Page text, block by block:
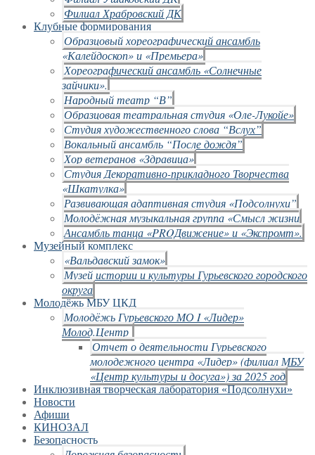
Филиал Храбровский ДК
Клубные формирования
Образцовый хореографический ансамбль
«Калейдоскоп» и «Премьера»
Хореографический ансамбль «Солнечные
зайчики».
Народный театр “В”
Образцовая театральная студия «Оле-Лукойе»
Студия художественного слова “Вслух”
Вокальный ансамбль “После дождя”
Хор ветеранов «Здравица»
Студия Декоративно-прикладного Творчества
«Шкатулка»
Развивающая адаптивная студия «Подсолнухи”
Молодёжная музыкальная группа «Смысл жизни
Ансамбль танца «PROДвижение» и «Экспромт».
Музейный комплекс
«Вальдавский замок»
Музей истории и культуры Гурьевского городского
округа
Молодёжь МБУ ЦКД
Молодёжь Гурьевского МО I «Лидер»
Молод.Центр
Отчет о деятельности Гурьевского
молодежного центра «Лидер» (филиал МБУ
«Центр культуры и досуга») за 2025 год
Инклюзивная творческая лаборатория «Подсолнухи»
Новости
Афиши
КИНОЗАЛ
Безопасность